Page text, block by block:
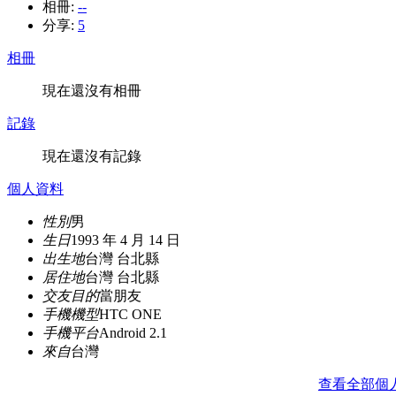
相冊: --
分享: 5
相冊
現在還沒有相冊
記錄
現在還沒有記錄
個人資料
性別男
生日1993 年 4 月 14 日
出生地台灣 台北縣
居住地台灣 台北縣
交友目的當朋友
手機機型HTC ONE
手機平台Android 2.1
來自台灣
查看全部個